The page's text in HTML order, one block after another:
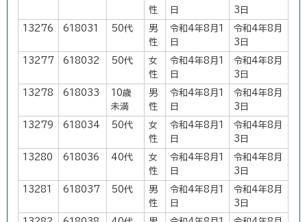
性
日
3日
13276 618031 50代
男
性
令和4年8月1
日
令和4年8月
3日
13277 618032 50代
女
性
令和4年8月1
日
令和4年8月
3日
13278 618033
10歳
未満
男
性
令和4年8月1
日
令和4年8月
3日
13279 618034 50代
女
性
令和4年8月1
日
令和4年8月
3日
13280 618036 40代
女
性
令和4年8月1
日
令和4年8月
3日
13281 618037 50代
男
性
令和4年8月1
日
令和4年8月
3日